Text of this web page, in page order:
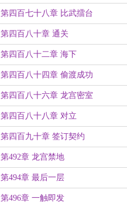
第四百七十八章 比武擂台
第四百八十章 通关
第四百八十二章 海下
第四百八十四章 偷渡成功
第四百八十六章 龙宫密室
第四百八十八章 对立
第四百九十章 签订契约
第492章 龙宫禁地
第494章 最后一层
第496章 一触即发